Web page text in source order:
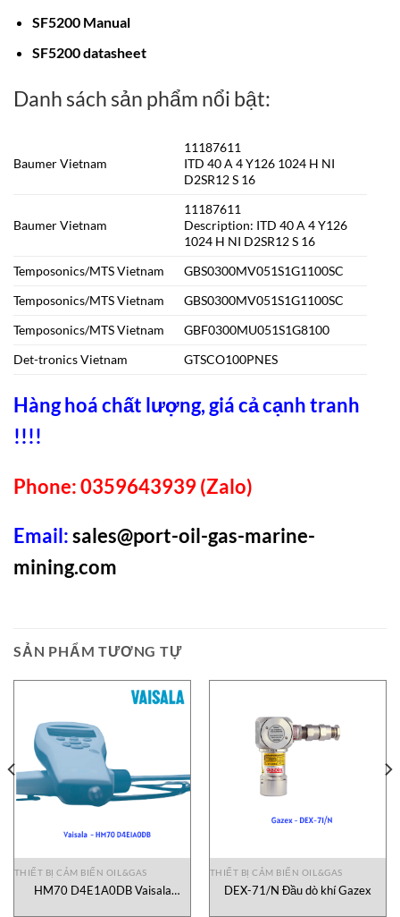
SF5200 Manual
SF5200 datasheet
Danh sách sản phẩm nổi bật:
Baumer Vietnam
11187611
ITD 40 A 4 Y126 1024 H NI
D2SR12 S 16
Baumer Vietnam
11187611
Description: ITD 40 A 4 Y126
1024 H NI D2SR12 S 16
Temposonics/MTS Vietnam
GBS0300MV051S1G1100SC
Temposonics/MTS Vietnam
GBS0300MV051S1G1100SC
Temposonics/MTS Vietnam
GBF0300MU051S1G8100
Det-tronics Vietnam
GTSCO100PNES
Hàng hoá chất lượng, giá cả cạnh tranh
!!!!
Phone: 0359643939 (Zalo)
Email:sales@port-oil-gas-marine-
mining.com
SẢN PHẨM TƯƠNG TỰ
THIẾT BỊ CẢM BIẾN OIL&GAS
HM70 D4E1A0DB Vaisala
THIẾT BỊ CẢM BIẾN OIL&GAS
DEX-71/N Đầu dò khí Gazex